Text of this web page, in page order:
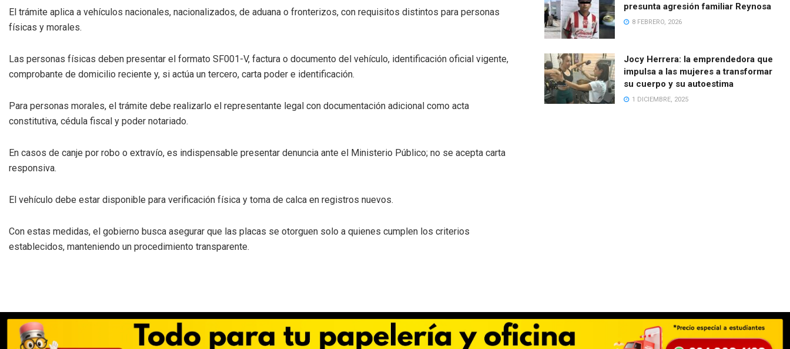
El trámite aplica a vehículos nacionales, nacionalizados, de aduana o fronterizos, con requisitos distintos para personas
físicas y morales.
Las personas físicas deben presentar el formato SF001-V, factura o documento del vehículo, identificación oficial vigente,
comprobante de domicilio reciente y, si actúa un tercero, carta poder e identificación.
Para personas morales, el trámite debe realizarlo el representante legal con documentación adicional como acta
constitutiva, cédula fiscal y poder notariado.
En casos de canje por robo o extravío, es indispensable presentar denuncia ante el Ministerio Público; no se acepta carta
responsiva.
El vehículo debe estar disponible para verificación física y toma de calca en registros nuevos.
Con estas medidas, el gobierno busca asegurar que las placas se otorguen solo a quienes cumplen los criterios
establecidos, manteniendo un procedimiento transparente.
presunta agresión familiar Reynosa
8 FEBRERO, 2026
Jocy Herrera: la emprendedora que
impulsa a las mujeres a transformar
su cuerpo y su autoestima
1 DICIEMBRE, 2025